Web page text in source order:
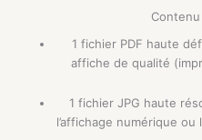
1 fichier PDF haute
affiche de qualité
1 fichier JPG haute
l’affichage numérique